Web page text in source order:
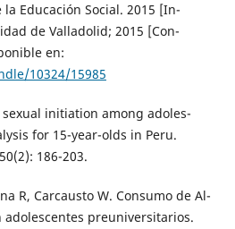
Educación Social. 2015 [In-
de Valladolid; 2015 [Con-
en:
10324/15985
sexual initiation among adoles-
for 15-year-olds in Peru.
186-203.
R, Carcausto W. Consumo de Al-
preuniversitarios.